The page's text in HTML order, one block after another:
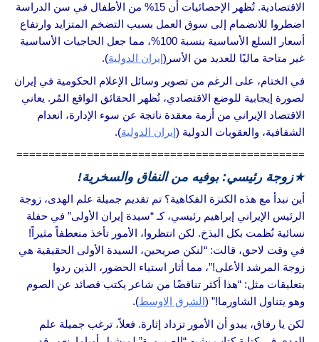
الاقتصادية. تُظهر الإحصائيات أن 15% من الأطفال في سن الدراسة
اضطروا للانضمام إلى سوق العمل بسبب التضخم المتزايد وارتفاع
أسعار السلع الأساسية بنسبة 100%، مما جعل الحاجيات الأساسية
غير متاحة ماليًا للعديد من الأسر(إيران الدولية).
في الختام، على الرغم من تصوير وسائل الإعلام الحكومية في إيران
لصورة إيجابية للوضع الاقتصادي، تُظهر الحقائق الواقع المُر. يعاني
الاقتصاد الإيراني من أزمة معقدة ناتجة عن سوء الإدارة، انعدام
الشفافية، والعقوبات الدولية (إيران الدولية).
=============================================
★زوجة رئيسي: بوفيه من النفاق والسخرية!
أين نبدأ مع هذه الكنزة الفكاهية؟ تم تقديم جميلة علم الهدى، زوجة
الرئيس الإيراني إبراهيم رئيسي، كـ “سيدة إيران الأولى” في حفلة
نسائية نُظمت بكل البذخ. لكن انتظروا، الأمور تأخذ منعطفاً مثيراً!
في وقت لاحق، قالت: “لنكن صريحين، السيدة الأولى الحقيقية هي
زوجة المرشد الأعلى!”، مما أثار استياء الحضور، الذين ردوا
بتعليقات مثل: “هذا أكثر تناقضًا من شاعر يكتب قصائد عن الصوم
وهو يتناول الشاورما!” (الشرق الاوسط).
لكن يا رفاق، يبدو أن الأمور تزداد إثارة. فعلاً، ترغب جميلة علم